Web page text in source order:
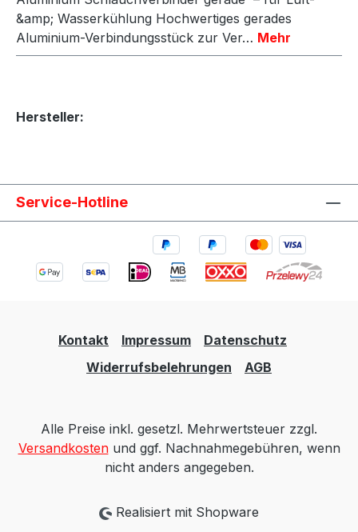
&amp; Wasserkühlung Hochwertiges gerades
Aluminium-Verbindungsstück zur Ver… Mehr
Hersteller:
Service-Hotline
Kontakt Impressum
Datenschutz
Widerrufsbelehrungen
AGB
Alle Preise inkl. gesetzl. Mehrwertsteuer zzgl.
Versandkostenund ggf. Nachnahmegebühren, wenn
nicht anders angegeben.
Realisiert mit Shopware